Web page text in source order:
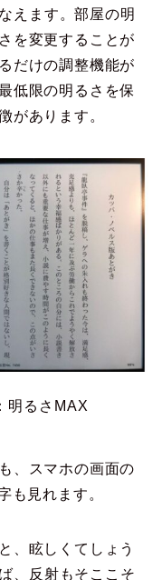
えます。部屋の明
を変更することが
だけの調整機能が
低限の明るさを保
があります。
るさMAX
、スマホの画面の
も見れます。
、眩しくてしょう
、反射もそここそ